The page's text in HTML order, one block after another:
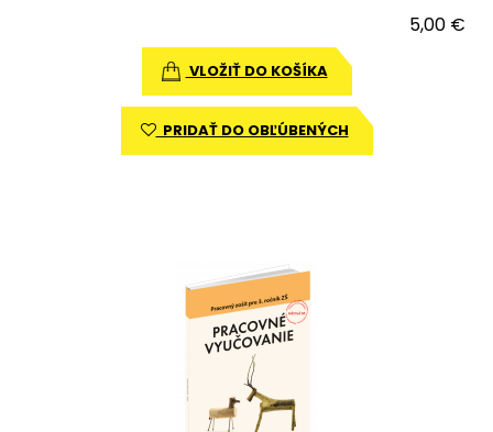
5,00 €
VLOŽIŤ DO KOŠÍKA
PRIDAŤ DO OBĽÚBENÝCH